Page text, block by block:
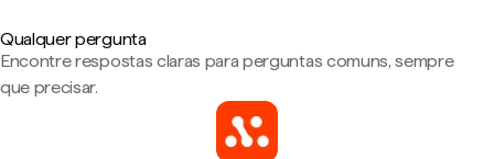
Qualquer pergunta
Encontre respostas claras para perguntas comuns, sempre
que precisar.